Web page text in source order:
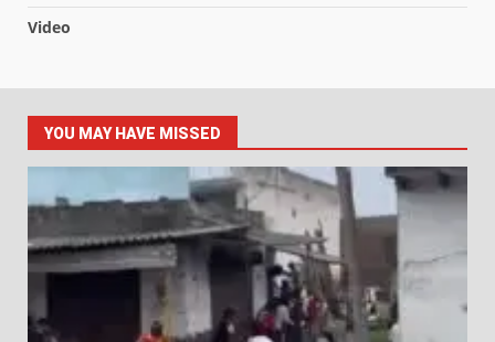
Video
YOU MAY HAVE MISSED